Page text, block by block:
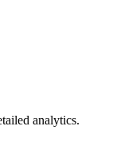
analytics.